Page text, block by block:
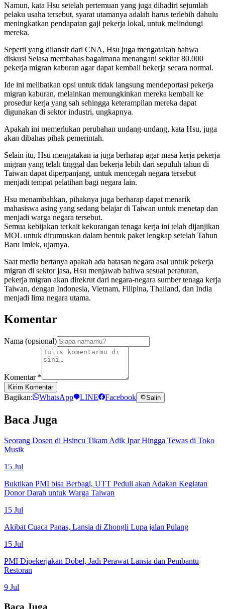
Namun, kata Hsu setelah pertemuan yang juga dihadiri sejumlah
pelaku usaha tersebut, syarat utamanya adalah harus terlebih dahulu
meningkatkan pendapatan gaji pekerja lokal, untuk melindungi
mereka.
Seperti yang dilansir dari CNA, Hsu juga mengatakan bahwa
diskusi Selasa membahas bagaimana menangani sekitar 80.000
pekerja migran kaburan agar dapat kembali bekerja secara normal.
Ide ini melibatkan opsi untuk tidak langsung mendeportasi pekerja
migran kaburan, melainkan memungkinkan mereka kembali ke
prosedur kerja yang sah sehingga keterampilan mereka dapat
digunakan di sektor industri, ungkapnya.
Apakah ini memerlukan perubahan undang-undang, kata Hsu, juga
akan dibahas pihak pemerintah.
Selain itu, Hsu mengatakan ia juga berharap agar masa kerja pekerja
migran yang telah tinggal dan bekerja lebih dari sepuluh tahun di
Taiwan dapat diperpanjang, untuk mencegah negara tersebut
menjadi tempat pelatihan bagi negara lain.
Hsu menambahkan, pihaknya juga berharap dapat menarik
mahasiswa asing yang sedang belajar di Taiwan untuk menetap dan
menjadi warga negara tersebut.
Semua kebijakan terkait kekurangan tenaga kerja ini telah dijanjikan
MOL untuk dirumuskan dalam bentuk paket lengkap setelah Tahun
Baru Imlek, ujarnya.
Saat media bertanya apakah ada batasan negara asal untuk pekerja
migran di sektor jasa, Hsu menjawab bahwa sesuai peraturan,
pekerja migran akan direkrut dari negara-negara sumber tenaga kerja
Taiwan, dengan Indonesia, Vietnam, Filipina, Thailand, dan India
menjadi lima negara utama.
Komentar
Nama (opsional)
Komentar *
Kirim Komentar
Bagikan: WhatsApp LINE Facebook Salin
Baca Juga
Seorang Dosen di Hsincu Tikam Adik Ipar Hingga Tewas di Toko
Musik
15 Jul
Buktikan PMI bisa Berbagi, UTT Peduli akan Adakan Kegiatan
Donor Darah untuk Warga Taiwan
15 Jul
Akibat Cuaca Panas, Lansia di Zhongli Lupa jalan Pulang
15 Jul
PMI Dipekerjakan Dobel, Jadi Perawat Lansia dan Pembantu
Restoran
9 Jul
Baca Juga